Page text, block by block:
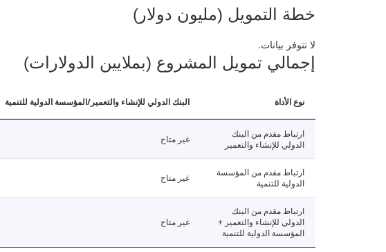
خطة التمويل (مليون دولار)
لا تتوفر بيانات.
إجمالي تمويل المشروع (بملايين الدولارات)
نوع الأداة البنك الدولي للإنشاء والتعمير/المؤسسة الدولية للتنمية
ارتباط مقدم من البنك
الدولي للإنشاء والتعمير
غير متاح
ارتباط مقدم من المؤسسة
الدولية للتنمية
غير متاح
ارتباط مقدم من البنك
الدولي للإنشاء والتعمير +
المؤسسة الدولية للتنمية
غير متاح